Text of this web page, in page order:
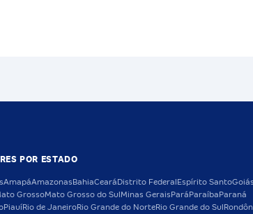
POR ESTADO
AmapáAmazonasBahiaCearáDistrito FederalEspírito SantoGoiás
GrossoMato Grosso do SulMinas GeraisParáParaíbaParaná
PiauíRio de JaneiroRio Grande do NorteRio Grande do Sul